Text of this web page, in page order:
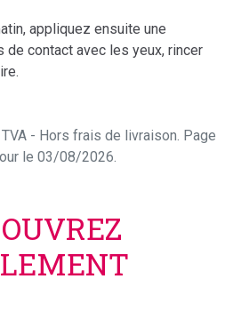
appliquez ensuite une
de contact avec les yeux, rincer
- Hors frais de livraison. Page
le 03/08/2026.